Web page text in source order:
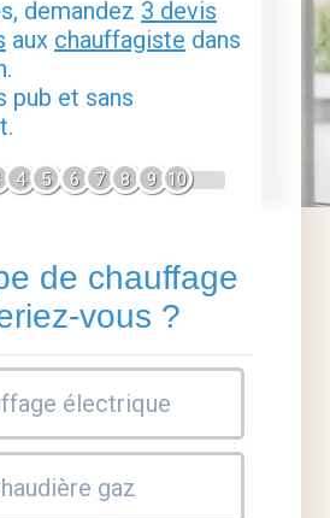
demandez 3 devis
aux chauffagiste dans
pub et sans
4 5 6 7 8 9 10
de chauffage
vous ?
électrique
gaz